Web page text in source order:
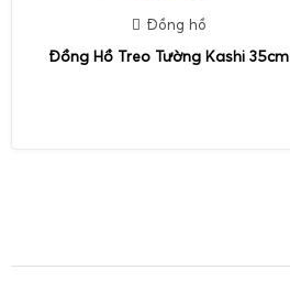
Đồng hồ
Đồng Hồ Treo Tường Kashi 35cm